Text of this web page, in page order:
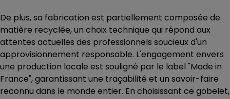
De plus, sa fabrication est partiellement composée de
matière recyclée, un choix technique qui répond aux
attentes actuelles des professionnels soucieux d'un
approvisionnement responsable. L'engagement envers
une production locale est souligné par le label "Made in
France", garantissant une traçabilité et un savoir-faire
reconnu dans le monde entier. En choisissant ce gobelet,